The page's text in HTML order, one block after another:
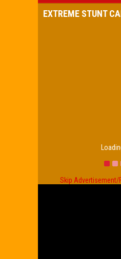
EXTREME STUNT
Skip Advertisement/